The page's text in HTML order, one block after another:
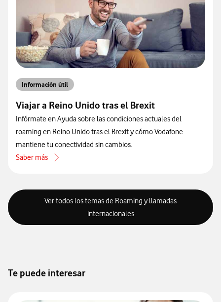
Información útil
Viajar a Reino Unido tras el Brexit
Infórmate en Ayuda sobre las condiciones actuales del
roaming en Reino Unido tras el Brexit y cómo Vodafone
mantiene tu conectividad sin cambios.
Saber más
acerca de Viajar a Reino Unido tras el Brexit
Ver todos los temas de Roaming y llamadas
internacionales
Te puede interesar